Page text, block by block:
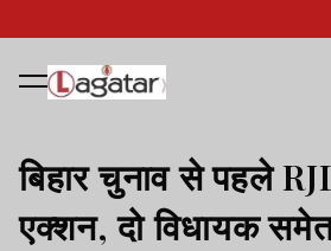
बिहार चुनाव से पहले
एक्शन, दो विधायक समेत